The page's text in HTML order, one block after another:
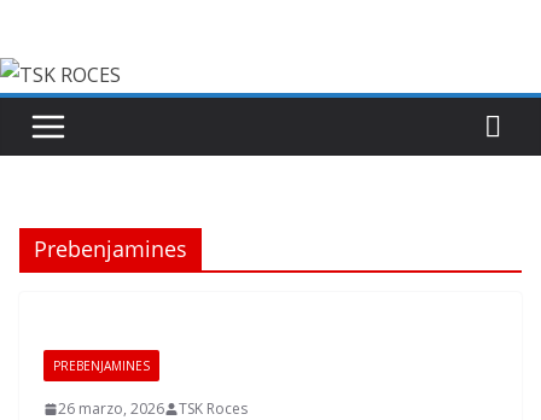
contenido
Prebenjamines
PREBENJAMINES
26 marzo, 2026 TSK Roces